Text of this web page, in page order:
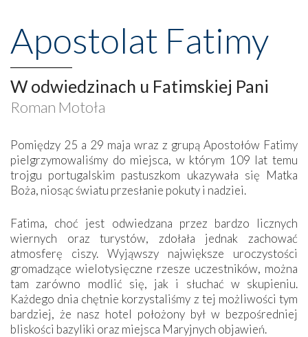
Apostolat Fatimy
W odwiedzinach u Fatimskiej Pani
Roman Motoła
Pomiędzy 25 a 29 maja wraz z grupą Apostołów Fatimy
pielgrzymowaliśmy do miejsca, w którym 109 lat temu
trojgu portugalskim pastuszkom ukazywała się Matka
Boża, niosąc światu przesłanie pokuty i nadziei.
Fatima, choć jest odwiedzana przez bardzo licznych
wiernych oraz turystów, zdołała jednak zachować
atmosferę ciszy. Wyjąwszy największe uroczystości
gromadzące wielotysięczne rzesze uczestników, można
tam zarówno modlić się, jak i słuchać w skupieniu.
Każdego dnia chętnie korzystaliśmy z tej możliwości tym
bardziej, że nasz hotel położony był w bezpośredniej
bliskości bazyliki oraz miejsca Maryjnych objawień.